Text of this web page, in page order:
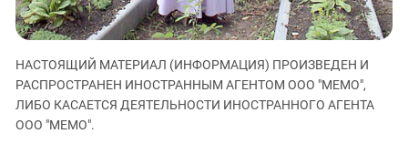
Нагорный Карабах
Российская Федерация
Ростовская область
Северная Осетия - Алания
СКФО
НАСТОЯЩИЙ МАТЕРИАЛ (ИНФОРМАЦИЯ) ПРОИЗВЕДЕН И
РАСПРОСТРАНЕН ИНОСТРАННЫМ АГЕНТОМ ООО "МЕМО",
ЛИБО КАСАЕТСЯ ДЕЯТЕЛЬНОСТИ ИНОСТРАННОГО АГЕНТА
ООО "МЕМО".